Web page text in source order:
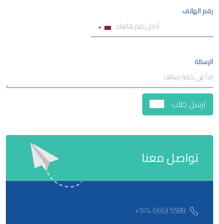
رقم الهاتف
الرسالة
تواصل معنا
5588 6663 974+